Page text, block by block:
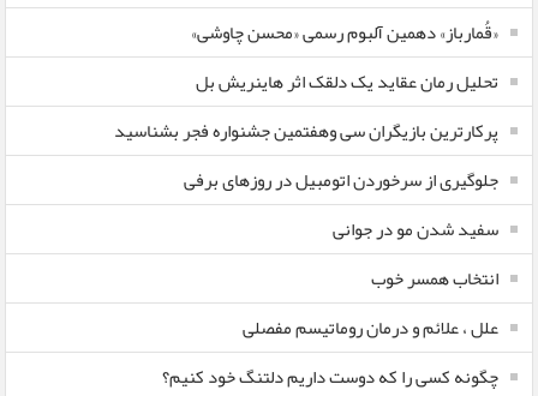
«قُمارباز» دهمین آلبوم رسمی «محسن چاوشی»
تحلیل رمان عقاید یک دلقک اثر هاینریش بل
پرکارترین بازیگران سی وهفتمین جشنواره فجر بشناسید
جلوگیری از سرخوردن اتومبیل در روزهای برفی
سفید شدن مو در جوانی
انتخاب همسر خوب
علل ، علائم و درمان روماتیسم مفصلی
چگونه کسی را که دوست داریم دلتنگ خود کنیم؟